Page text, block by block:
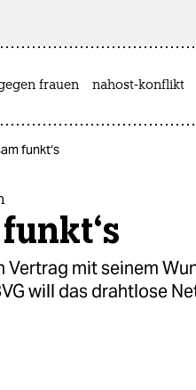
frauen nahost-konflikt
funkt‘s
Vertrag mit seinem
will das drahtlose